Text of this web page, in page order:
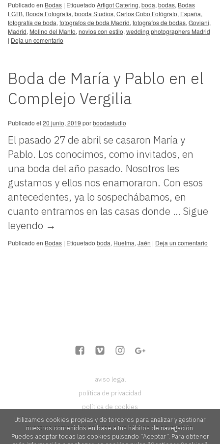
Publicado en Bodas | Etiquetado Artigot Catering, boda, bodas, Bodas
LGTB, Booda Fotografia, booda Studios, Carlos Cobo Fotógrafo, España,
fotografía de boda, fotografos de boda Madrid, fotografos de bodas, Goviani,
Madrid, Molino del Manto, novios con estilo, wedding photographers Madrid
| Deja un comentario
Boda de María y Pablo en el
Complejo Vergilia
Publicado el 20 junio, 2019 porboodastudio
El pasado 27 de abril se casaron María y
Pablo. Los conocimos, como invitados, en
una boda del año pasado. Nosotros les
gustamos y ellos nos enamoraron. Con esos
antecedentes, ya lo sospechábamos, en
cuanto entramos en las casas donde … Sigue
leyendo →
Publicado en Bodas | Etiquetado boda, Huelma, Jaén | Deja un comentario
aviso legal
política de privacidad
política de cookies
Utilizamos cookies propias y de terceros para analizar y gestionar
nuestros contenidos en base a tus hábitos de navegación.
Puedes aceptar todas las cookies pulsando “Aceptar”. Para obtener